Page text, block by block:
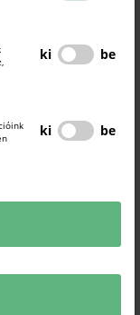
ki be
ki be
előzetes
30.)